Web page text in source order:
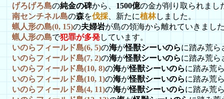
げろげろ島の純金の碑から、1500億の金が削り取られまし
南センチネル島の森を伐採 、新たに植林しました。
蝋人形の島(0, 15)の夫婦岩が島の領海から離れていきまし
蝋人形の島で犯罪が多発しています。
いのらフィールド島(6, 5)の海が怪獣シーいのらに踏み荒ら
いのらフィールド島(7, 2)の海が怪獣シーいのらに踏み荒ら
いのらフィールド島(10, 8)の海が怪獣シーいのらに踏み荒
いのらフィールド島(10, 1)の海が怪獣シーいのらに踏み荒
いのらフィールド島(4, 11)の海が怪獣シーいのらに踏み荒